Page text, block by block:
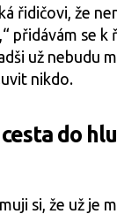
řidičovi, že
přidávám se k
už nebudu
nikdo.
do
si, že už je